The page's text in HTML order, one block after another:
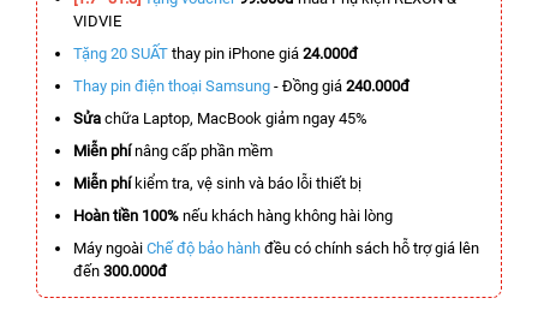
VIDVIE
Tặng 20 SUẤT thay pin iPhone giá 24.000đ
Thay pin điện thoại Samsung - Đồng giá 240.000đ
Sửa chữa Laptop, MacBook giảm ngay 45%
Miễn phínâng cấp phần mềm
Miễn phíkiểm tra, vệ sinh và báo lỗi thiết bị
Hoàn tiền 100% nếu khách hàng không hài lòng
Máy ngoài Chế độ bảo hành đều có chính sách hỗ trợ giá lên
đến 300.000đ